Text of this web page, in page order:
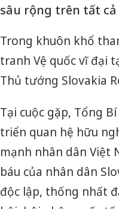
sâu rộng trên tất cả
Trong khuôn khổ
tranh Vệ quốc vĩ đại
Thủ tướng Slovakia
Tại cuộc gặp, Tổng
triển quan hệ hữu
mạnh nhân dân Việt
báu của nhân dân
độc lập, thống nhất